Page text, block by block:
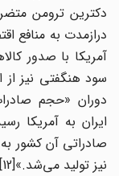
دکترین ترومن
درازمدت به منافع
آمریکا با صدور
سود هنگفتی نیز از
دوران «حجم
ایران به آمریکا
صادراتی آن کشور به
نیز تولید می‌شد.»[12]